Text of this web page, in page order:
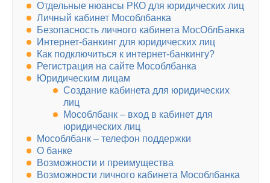
Отдельные нюансы РКО для юридических лиц
Личный кабинет Мособлбанка
Безопасность личного кабинета МосОблБанка
Интернет-банкинг для юридических лиц
Как подключиться к интернет-банкингу?
Регистрация на сайте Мособлбанка
Юридическим лицам
Создание кабинета для юридических
лиц
Мособлбанк – вход в кабинет для
юридических лиц
Мособлбанк – телефон поддержки
О банке
Возможности и преимущества
Возможности личного кабинета Мособлбанка